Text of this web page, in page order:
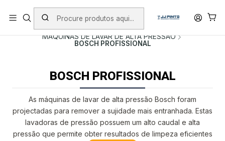
PORTES INCLUÍDOS EM ENCOMENDAS +75€ (excepto ilhas)
Início
PRODUTOS
MÁQUINAS DE LAVAR DE ALTA PRESSÃO
BOSCH PROFISSIONAL
BOSCH PROFISSIONAL
As máquinas de lavar de alta pressão Bosch foram
projectadas para remover a sujidade mais entranhada. Estas
lavadoras de pressão possuem um alto caudal e alta
pressão que permite obter resultados de limpeza eficientes